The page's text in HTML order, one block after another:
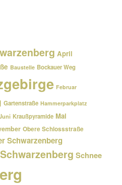
April
Baustelle Bockauer Weg
Februar
Gartenstraße Hammerparkplatz
Kraußpyramide Mai
Obere Schlossstraße
Schwarzenberg
Schnee